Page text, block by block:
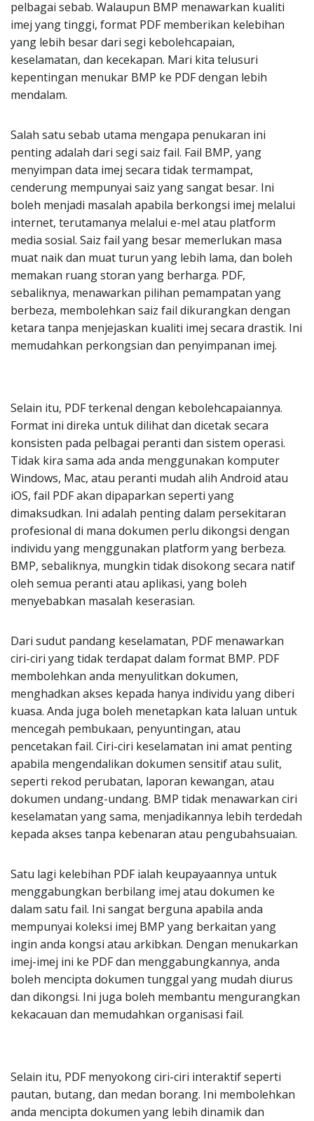
pelbagai sebab. Walaupun BMP menawarkan kualiti
imej yang tinggi, format PDF memberikan kelebihan
yang lebih besar dari segi kebolehcapaian,
keselamatan, dan kecekapan. Mari kita telusuri
kepentingan menukar BMP ke PDF dengan lebih
mendalam.
Salah satu sebab utama mengapa penukaran ini
penting adalah dari segi saiz fail. Fail BMP, yang
menyimpan data imej secara tidak termampat,
cenderung mempunyai saiz yang sangat besar. Ini
boleh menjadi masalah apabila berkongsi imej melalui
internet, terutamanya melalui e-mel atau platform
media sosial. Saiz fail yang besar memerlukan masa
muat naik dan muat turun yang lebih lama, dan boleh
memakan ruang storan yang berharga. PDF,
sebaliknya, menawarkan pilihan pemampatan yang
berbeza, membolehkan saiz fail dikurangkan dengan
ketara tanpa menjejaskan kualiti imej secara drastik. Ini
memudahkan perkongsian dan penyimpanan imej.
Selain itu, PDF terkenal dengan kebolehcapaiannya.
Format ini direka untuk dilihat dan dicetak secara
konsisten pada pelbagai peranti dan sistem operasi.
Tidak kira sama ada anda menggunakan komputer
Windows, Mac, atau peranti mudah alih Android atau
iOS, fail PDF akan dipaparkan seperti yang
dimaksudkan. Ini adalah penting dalam persekitaran
profesional di mana dokumen perlu dikongsi dengan
individu yang menggunakan platform yang berbeza.
BMP, sebaliknya, mungkin tidak disokong secara natif
oleh semua peranti atau aplikasi, yang boleh
menyebabkan masalah keserasian.
Dari sudut pandang keselamatan, PDF menawarkan
ciri-ciri yang tidak terdapat dalam format BMP. PDF
membolehkan anda menyulitkan dokumen,
menghadkan akses kepada hanya individu yang diberi
kuasa. Anda juga boleh menetapkan kata laluan untuk
mencegah pembukaan, penyuntingan, atau
pencetakan fail. Ciri-ciri keselamatan ini amat penting
apabila mengendalikan dokumen sensitif atau sulit,
seperti rekod perubatan, laporan kewangan, atau
dokumen undang-undang. BMP tidak menawarkan ciri
keselamatan yang sama, menjadikannya lebih terdedah
kepada akses tanpa kebenaran atau pengubahsuaian.
Satu lagi kelebihan PDF ialah keupayaannya untuk
menggabungkan berbilang imej atau dokumen ke
dalam satu fail. Ini sangat berguna apabila anda
mempunyai koleksi imej BMP yang berkaitan yang
ingin anda kongsi atau arkibkan. Dengan menukarkan
imej-imej ini ke PDF dan menggabungkannya, anda
boleh mencipta dokumen tunggal yang mudah diurus
dan dikongsi. Ini juga boleh membantu mengurangkan
kekacauan dan memudahkan organisasi fail.
Selain itu, PDF menyokong ciri-ciri interaktif seperti
pautan, butang, dan medan borang. Ini membolehkan
anda mencipta dokumen yang lebih dinamik dan